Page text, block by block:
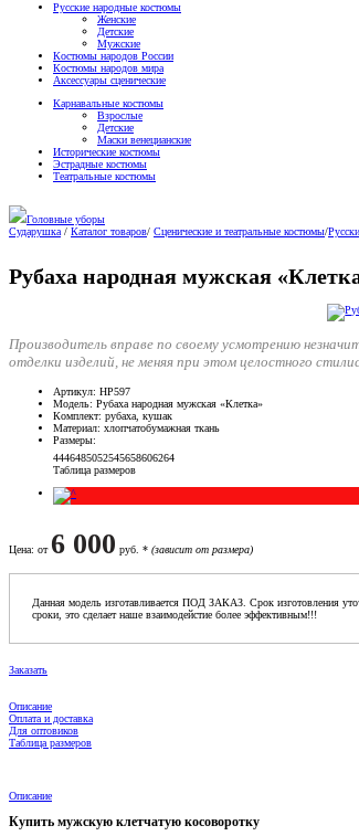
Русские народные костюмы
Женские
Детские
Мужские
Костюмы народов России
Костюмы народов мира
Аксессуары сценические
Карнавальные костюмы
Взрослые
Детские
Маски венецианские
Исторические костюмы
Эстрадные костюмы
Театральные костюмы
Головные уборы
Сударушка / Каталог товаров/ Сценические и театральные костюмы/
Рубаха народная мужская
Производитель вправе по своему усмотрению
отделки изделий, не меняя при этом целостного
Артикул: НР597
Модель: Рубаха народная мужская «Клетка»
Комплект: рубаха, кушак
Материал: хлопчатобумажная ткань
Размеры:
4446485052545658606264
Таблица размеров
Цена: от 6 000 руб. * (зависит от размера)
Данная модель изготавливается ПОД ЗАКАЗ. Срок изготовления
сроки, это сделает наше взаимодейстие более эффективным!!!
Заказать
Описание
Оплата и доставка
Для оптовиков
Таблица размеров
Описание
Купить мужскую клетчатую косоворотку